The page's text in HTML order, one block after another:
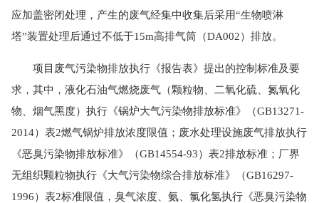
应加盖密闭处理，产生的废气经集中收集后采用“生物喷淋
塔”装置处理后通过不低于15m高排气筒（DA002）排放。
项目废气污染物排放执行《报告表》提出的控制标准及要
求，其中，液化石油气燃烧废气（颗粒物、二氧化硫、氮氧化
物、烟气黑度）执行《锅炉大气污染物排放标准》（GB13271-
2014）表2燃气锅炉排放浓度限值；废水处理设施废气排放执行
《恶臭污染物排放标准》（GB14554-93）表2排放标准；厂界
无组织颗粒物执行《大气污染物综合排放标准》（GB16297-
1996）表2标准限值，臭气浓度、氨、氯化氢执行《恶臭污染物